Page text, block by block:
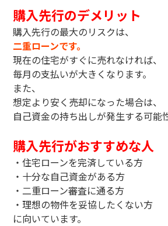
購入先行のデメリット
購入先行の最大のリスクは、
二重ローンです。
現在の住宅がすぐに売れなければ、
毎月の支払いが大きくなります。
また、
想定より安く売却になった場合は、
自己資金の持ち出しが発生する可能
購入先行がおすすめな人
・住宅ローンを完済している方
・十分な自己資金がある方
・二重ローン審査に通る方
・理想の物件を妥協したくない方
に向いています。